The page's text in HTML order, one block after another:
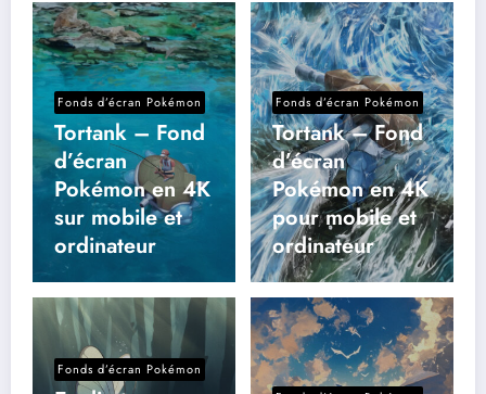
Fonds d’écran Pokémon
Tortank – Fond
d’écran
Pokémon en 4K
sur mobile et
ordinateur
Fonds d’écran Pokémon
Tortank – Fond
d’écran
Pokémon en 4K
pour mobile et
ordinateur
Fonds d’écran Pokémon